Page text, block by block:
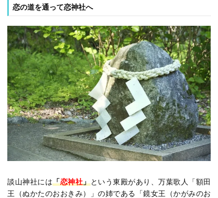
恋の道を通って恋神社へ
談山神社には「恋神社」という東殿があり、万葉歌人「額田
王（ぬかたのおおきみ）」の姉である「鏡女王（かがみのお